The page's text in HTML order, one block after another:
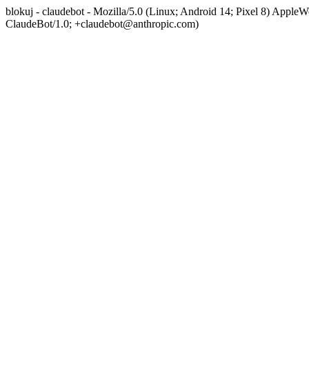
blokuj - claudebot - Mozilla/5.0 (Linux; Android 14; Pixel 8)
ClaudeBot/1.0; +claudebot@anthropic.com)